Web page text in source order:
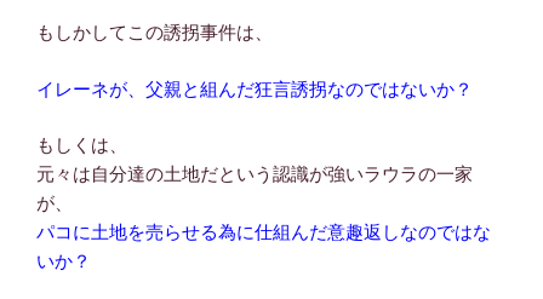
もしかしてこの誘拐事件は、
イレーネが、父親と組んだ狂言誘拐なのではないか？
もしくは、
元々は自分達の土地だという認識が強いラウラの一家
が、
パコに土地を売らせる為に仕組んだ意趣返しなのではな
いか？